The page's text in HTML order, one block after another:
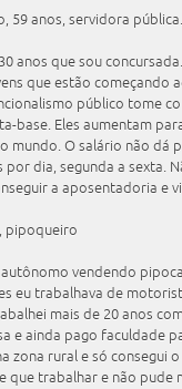
59 anos, servidora
anos que sou
que estão começando
público tome
base. Eles aumentam
mundo. O salário não dá
dia, segunda a sexta.
a aposentadoria e
pipoqueiro
vendendo
eu trabalhava de
mais de 20 anos
e ainda pago faculdade
zona rural e só consegui
que trabalhar e não pude